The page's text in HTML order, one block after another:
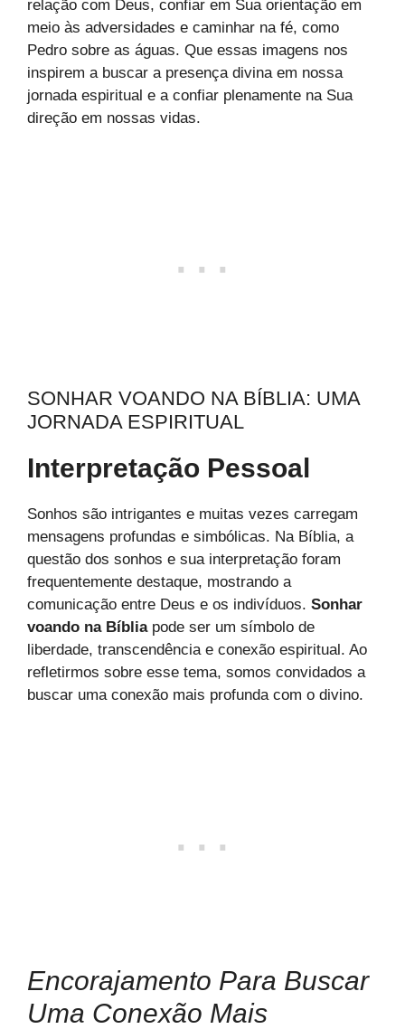
relação com Deus, confiar em Sua orientação em
meio às adversidades e caminhar na fé, como
Pedro sobre as águas. Que essas imagens nos
inspirem a buscar a presença divina em nossa
jornada espiritual e a confiar plenamente na Sua
direção em nossas vidas.
SONHAR VOANDO NA BÍBLIA: UMA
JORNADA ESPIRITUAL
Interpretação Pessoal
Sonhos são intrigantes e muitas vezes carregam
mensagens profundas e simbólicas. Na Bíblia, a
questão dos sonhos e sua interpretação foram
frequentemente destaque, mostrando a
comunicação entre Deus e os indivíduos. Sonhar
voando na Bíbliapode ser um símbolo de
liberdade, transcendência e conexão espiritual. Ao
refletirmos sobre esse tema, somos convidados a
buscar uma conexão mais profunda com o divino.
Encorajamento Para Buscar
Uma Conexão Mais